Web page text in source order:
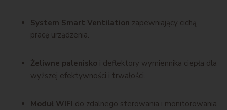
System Smart Ventilation zapewniający cichą
pracę urządzenia.
Żeliwne palenisko i deflektory wymiennika ciepła dla
wyższej efektywności i trwałości.
Moduł WIFI do zdalnego sterowania i monitorowania